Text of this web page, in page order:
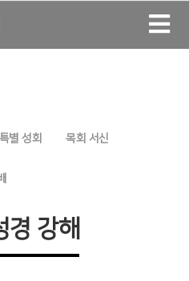
특별 성회 목회 서신
경 강해